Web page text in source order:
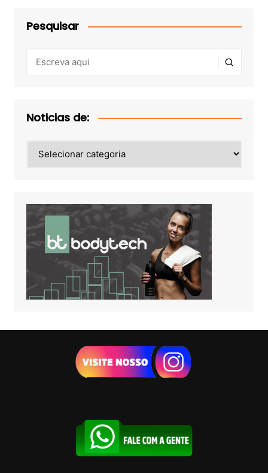
Pesquisar
Noticias de:
de: